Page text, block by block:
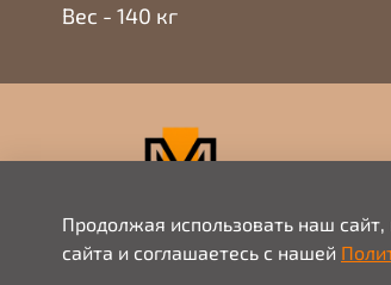
Вес - 140 кг
Продолжая использовать наш
сайта и соглашаетесь с нашей